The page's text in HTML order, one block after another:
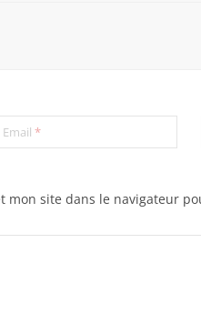
Email*
mon site dans le navigateur